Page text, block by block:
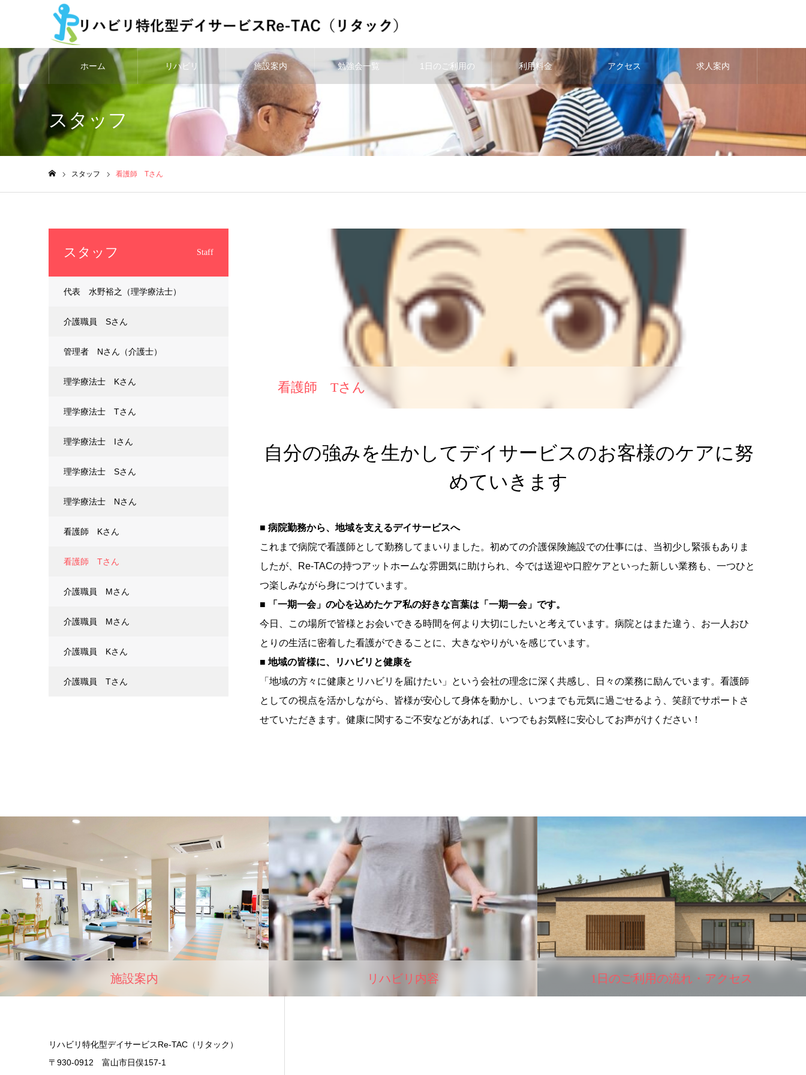
ホーム リハビリ 施設案内 勉強会一覧 1日のご利用の
流れ
利用料金 アクセス 求人案内
スタッフ
スタッフ 看護師 Tさん
看護師 Tさん
自分の強みを生かしてデイサービスのお客様のケアに努
めていきます
■ 病院勤務から、地域を支えるデイサービスへ
これまで病院で看護師として勤務してまいりました。初めての介護保険施設での仕事には、当初少し緊張もありま
したが、Re-TACの持つアットホームな雰囲気に助けられ、今では送迎や口腔ケアといった新しい業務も、一つひと
つ楽しみながら身につけています。
■ 「一期一会」の心を込めたケア私の好きな言葉は「一期一会」です。
今日、この場所で皆様とお会いできる時間を何より大切にしたいと考えています。病院とはまた違う、お一人おひ
とりの生活に密着した看護ができることに、大きなやりがいを感じています。
■ 地域の皆様に、リハビリと健康を
「地域の方々に健康とリハビリを届けたい」という会社の理念に深く共感し、日々の業務に励んでいます。看護師
としての視点を活かしながら、皆様が安心して身体を動かし、いつまでも元気に過ごせるよう、笑顔でサポートさ
せていただきます。健康に関するご不安などがあれば、いつでもお気軽に安心してお声がけください！
スタッフ Staff
代表 水野裕之（理学療法士）
介護職員 Sさん
管理者 Nさん（介護士）
理学療法士 Kさん
理学療法士 Tさん
理学療法士 Iさん
理学療法士 Sさん
理学療法士 Nさん
看護師 Kさん
看護師 Tさん
介護職員 Mさん
介護職員 Mさん
介護職員 Kさん
介護職員 Tさん
施設案内 リハビリ内容 1日のご利用の流れ・アクセス
リハビリ特化型デイサービスRe-TAC（リタック）
〒930-0912 富山市日俣157-1